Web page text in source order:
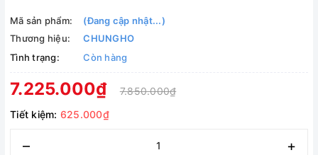
Mã sản phẩm:
(Đang cập nhật...)
Thương hiệu:
CHUNGHO
Tình trạng:
Còn hàng
7.225.000₫
7.850.000₫
Tiết kiệm: 625.000₫
– +